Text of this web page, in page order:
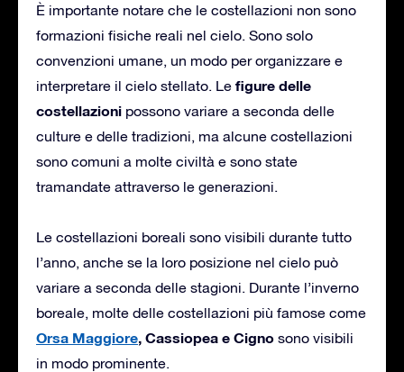
È importante notare che le costellazioni non sono
formazioni fisiche reali nel cielo. Sono solo
convenzioni umane, un modo per organizzare e
interpretare il cielo stellato. Le figure delle
costellazioni possono variare a seconda delle
culture e delle tradizioni, ma alcune costellazioni
sono comuni a molte civiltà e sono state
tramandate attraverso le generazioni.
Le costellazioni boreali sono visibili durante tutto
l’anno, anche se la loro posizione nel cielo può
variare a seconda delle stagioni. Durante l’inverno
boreale, molte delle costellazioni più famose come
Orsa Maggiore, Cassiopea e Cigno sono visibili
in modo prominente.